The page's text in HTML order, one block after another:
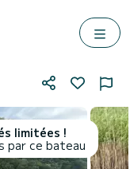
limitées !
par ce bateau